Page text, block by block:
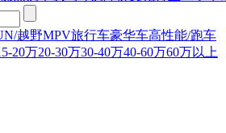
越野MPV旅行车豪华车高性能/跑车
20万20-30万30-40万40-60万60万以上